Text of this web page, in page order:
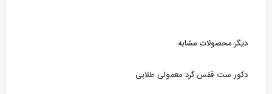
دیگر محصولات مشابه
دکور ست قفس گرد معمولی طلایی